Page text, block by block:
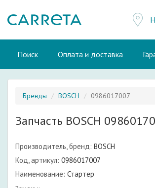
Поиск Оплата и доставка
Бренды BOSCH 0986017007
Запчасть BOSCH
Производитель, бренд: BOSCH
Код, артикул: 0986017007
Наименование: Стартер